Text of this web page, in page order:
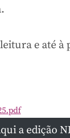
e até à
a edição